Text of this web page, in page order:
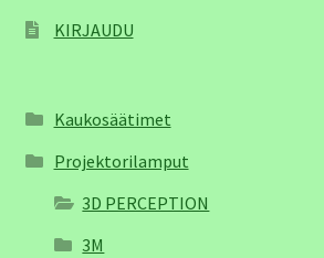
KIRJAUDU
Kaukosäätimet
Projektorilamput
3D PERCEPTION
3M